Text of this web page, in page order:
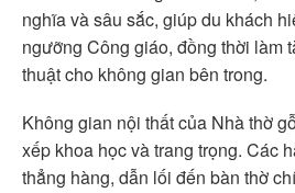
nghĩa và sâu sắc, giúp du khách
ngưỡng Công giáo, đồng thời làm
thuật cho không gian bên trong.
Không gian nội thất của Nhà thờ
xếp khoa học và trang trọng. Các
thẳng hàng, dẫn lối đến bàn thờ